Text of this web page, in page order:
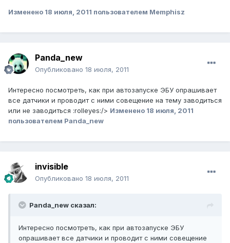
Изменено 18 июля, 2011 пользователем Memphisz
Panda_new
Опубликовано 18 июля, 2011
Интересно посмотреть, как при автозапуске ЭБУ опрашивает
все датчики и проводит с ними совещение на тему заводиться
или не заводиться :rolleyes:/> Изменено 18 июля, 2011
пользователем Panda_new
invisible
Опубликовано 18 июля, 2011
Panda_new сказал:
Интересно посмотреть, как при автозапуске ЭБУ
опрашивает все датчики и проводит с ними совещение